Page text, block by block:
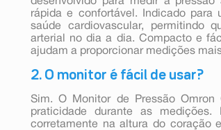
rápida e confortável. Indicado para
saúde cardiovascular, permitindo
arterial no dia a dia. Compacto e
ajudam a proporcionar medições
2. O monitor é fácil de usar?
Sim. O Monitor de Pressão Omron
praticidade durante as
corretamente na altura do coração